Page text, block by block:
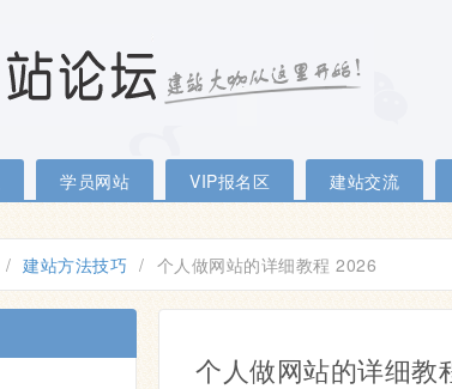
学员网站 VIP报名区 建站交流
/ 建站方法技巧 / 个人做网站的详细教程 2026
个人做网站的详细教